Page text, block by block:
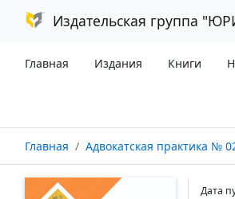
Издательская группа
Главная Издания Книги
Главная Адвокатская практика №
Дата